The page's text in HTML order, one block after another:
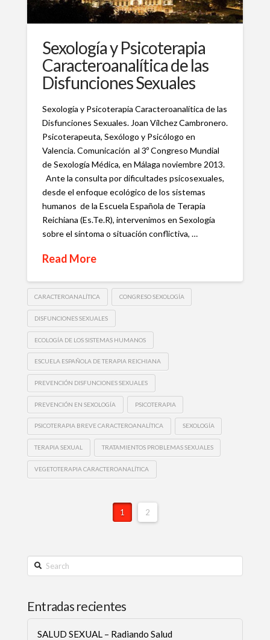
Sexología y Psicoterapia
Caracteroanalítica de las
Disfunciones Sexuales
Sexología y Psicoterapia Caracteroanalítica de las
Disfunciones Sexuales. Joan Vílchez Cambronero.
Psicoterapeuta, Sexólogo y Psicólogo en
Valencia. Comunicación al 3º Congreso Mundial
de Sexología Médica, en Málaga noviembre 2013.
Ante la consulta por dificultades psicosexuales,
desde el enfoque ecológico de los sistemas
humanos de la Escuela Española de Terapia
Reichiana (Es.Te.R), intervenimos en Sexología
sobre el síntoma o situación conflictiva, …
Read More
CARACTEROANALÍTICA CONGRESO SEXOLOGÍA
DISFUNCIONES SEXUALES
ECOLOGÍA DE LOS SISTEMAS HUMANOS
ESCUELA ESPAÑOLA DE TERAPIA REICHIANA
PREVENCIÓN DISFUNCIONES SEXUALES
PREVENCIÓN EN SEXOLOGÍA PSICOTERAPIA
PSICOTERAPIA BREVE CARACTEROANALÍTICA SEXOLOGÍA
TERAPIA SEXUAL TRATAMIENTOS PROBLEMAS SEXUALES
VEGETOTERAPIA CARACTEROANALÍTICA
1 2
Search
Entradas recientes
SALUD SEXUAL – Radiando Salud